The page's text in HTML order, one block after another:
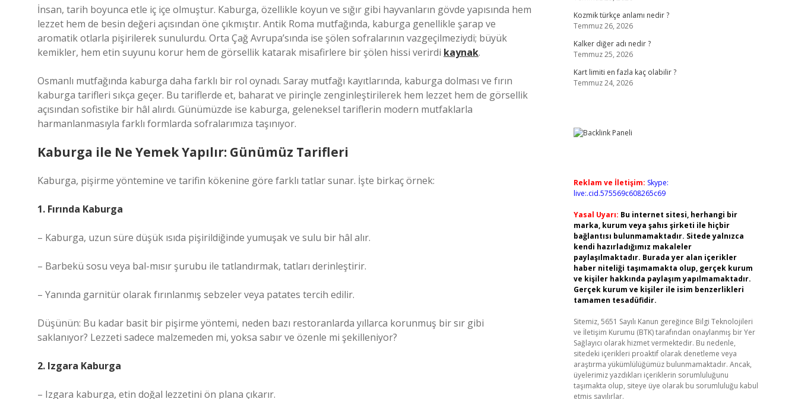
İnsan, tarih boyunca etle iç içe olmuştur. Kaburga, özellikle koyun ve sığır gibi hayvanların gövde yapısında hem
lezzet hem de besin değeri açısından öne çıkmıştır. Antik Roma mutfağında, kaburga genellikle şarap ve
aromatik otlarla pişirilerek sunulurdu. Orta Çağ Avrupa’sında ise şölen sofralarının vazgeçilmeziydi; büyük
kemikler, hem etin suyunu korur hem de görsellik katarak misafirlere bir şölen hissi verirdi kaynak.
Osmanlı mutfağında kaburga daha farklı bir rol oynadı. Saray mutfağı kayıtlarında, kaburga dolması ve fırın
kaburga tarifleri sıkça geçer. Bu tariflerde et, baharat ve pirinçle zenginleştirilerek hem lezzet hem de görsellik
açısından sofistike bir hâl alırdı. Günümüzde ise kaburga, geleneksel tariflerin modern mutfaklarla
harmanlanmasıyla farklı formlarda sofralarımıza taşınıyor.
Kaburga ile Ne Yemek Yapılır: Günümüz Tarifleri
Kaburga, pişirme yöntemine ve tarifin kökenine göre farklı tatlar sunar. İşte birkaç örnek:
1. Fırında Kaburga
– Kaburga, uzun süre düşük ısıda pişirildiğinde yumuşak ve sulu bir hâl alır.
– Barbekü sosu veya bal-mısır şurubu ile tatlandırmak, tatları derinleştirir.
– Yanında garnitür olarak fırınlanmış sebzeler veya patates tercih edilir.
Düşünün: Bu kadar basit bir pişirme yöntemi, neden bazı restoranlarda yıllarca korunmuş bir sır gibi
saklanıyor? Lezzeti sadece malzemeden mi, yoksa sabır ve özenle mi şekilleniyor?
2. Izgara Kaburga
– Izgara kaburga, etin doğal lezzetini ön plana çıkarır.
Kozmik türkçe anlamı nedir ?
Temmuz 26, 2026
Kalker diğer adı nedir ?
Temmuz 25, 2026
Kart limiti en fazla kaç olabilir ?
Temmuz 24, 2026
Reklam ve İletişim: Skype:
live:.cid.575569c608265c69
Yasal Uyarı: Bu internet sitesi, herhangi bir
marka, kurum veya şahıs şirketi ile hiçbir
bağlantısı bulunmamaktadır. Sitede yalnızca
kendi hazırladığımız makaleler
paylaşılmaktadır. Burada yer alan içerikler
haber niteliği taşımamakta olup, gerçek kurum
ve kişiler hakkında paylaşım yapılmamaktadır.
Gerçek kurum ve kişiler ile isim benzerlikleri
tamamen tesadüfidir.
Sitemiz, 5651 Sayılı Kanun gereğince Bilgi Teknolojileri
ve İletişim Kurumu (BTK) tarafından onaylanmış bir Yer
Sağlayıcı olarak hizmet vermektedir. Bu nedenle,
sitedeki içerikleri proaktif olarak denetleme veya
araştırma yükümlülüğümüz bulunmamaktadır. Ancak,
üyelerimiz yazdıkları içeriklerin sorumluluğunu
taşımakta olup, siteye üye olarak bu sorumluluğu kabul
etmiş sayılırlar.